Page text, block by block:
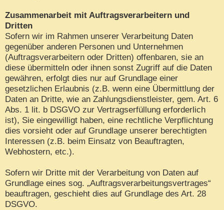
Zusammenarbeit mit Auftragsverarbeitern und
Dritten
Sofern wir im Rahmen unserer Verarbeitung Daten
gegenüber anderen Personen und Unternehmen
(Auftragsverarbeitern oder Dritten) offenbaren, sie an
diese übermitteln oder ihnen sonst Zugriff auf die Daten
gewähren, erfolgt dies nur auf Grundlage einer
gesetzlichen Erlaubnis (z.B. wenn eine Übermittlung der
Daten an Dritte, wie an Zahlungsdienstleister, gem. Art. 6
Abs. 1 lit. b DSGVO zur Vertragserfüllung erforderlich
ist), Sie eingewilligt haben, eine rechtliche Verpflichtung
dies vorsieht oder auf Grundlage unserer berechtigten
Interessen (z.B. beim Einsatz von Beauftragten,
Webhostern, etc.).
Sofern wir Dritte mit der Verarbeitung von Daten auf
Grundlage eines sog. „Auftragsverarbeitungsvertrages“
beauftragen, geschieht dies auf Grundlage des Art. 28
DSGVO.